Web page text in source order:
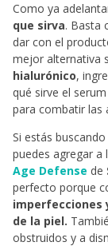
Como ya
que sirva. Basta
dar con el
mejor alternativa
hialurónico,
qué sirve el
para combatir las
Si estás
puedes agregar
Age Defense de
perfecto porque
imperfecciones
de la piel.
obstruidos y a